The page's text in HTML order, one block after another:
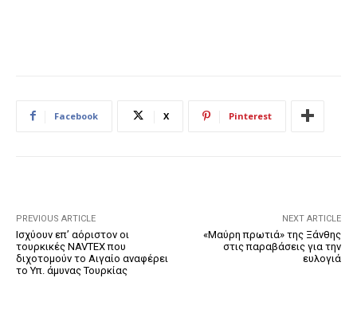
Facebook X Pinterest
PREVIOUS ARTICLE
Ισχύουν επ’ αόριστον oι
τουρκικές NAVTEX που
διχοτομούν το Αιγαίο αναφέρει
το Υπ. άμυνας Τουρκίας
NEXT ARTICLE
«Μαύρη πρωτιά» της Ξάνθης
στις παραβάσεις για την
ευλογιά